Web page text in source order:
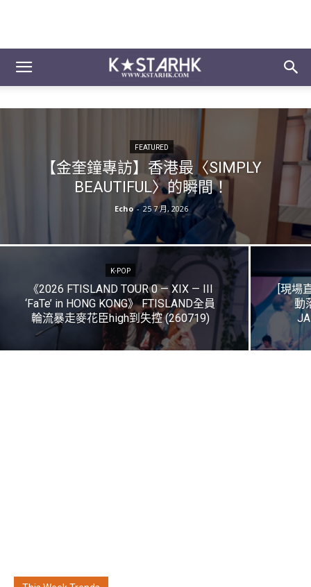
FEATURED
【金奎鐘專訪】香港最〈SIMPLY
BEAUTIFUL〉的瞬間！
Echo - 25 7 月, 2026
K-POP
《2026 FTISLAND TOUR 0 — XIX — III
‘FaTe’ in HONG KONG》 FTISLAND全員
輪流暴走麥花臣high到失控 (260719)
[現場
動